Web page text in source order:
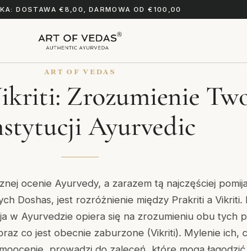
DOSTAWA €8,00, DARMOWA OD €100,00
ART OF VEDAS
Zrozumienie
Ayurvedic
ocenie Ayurvedy, a zarazem tą najczęściej
Doshas, jest rozróżnienie między Prakriti a Vikriti.
w Ayurvedzie opiera się na zrozumieniu obu tych
co jest obecnie zaburzone (Vikriti). Mylenie ich,